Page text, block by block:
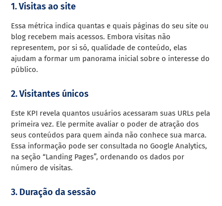
1. Visitas ao site
Essa métrica indica quantas e quais páginas do seu site ou
blog recebem mais acessos. Embora visitas não
representem, por si só, qualidade de conteúdo, elas
ajudam a formar um panorama inicial sobre o interesse do
público.
2. Visitantes únicos
Este KPI revela quantos usuários acessaram suas URLs pela
primeira vez. Ele permite avaliar o poder de atração dos
seus conteúdos para quem ainda não conhece sua marca.
Essa informação pode ser consultada no Google Analytics,
na seção “Landing Pages”, ordenando os dados por
número de visitas.
3. Duração da sessão